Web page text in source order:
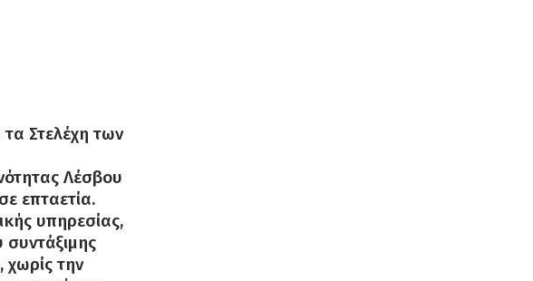
Στελέχη των
Λέσβου
επταετία.
υπηρεσίας,
την